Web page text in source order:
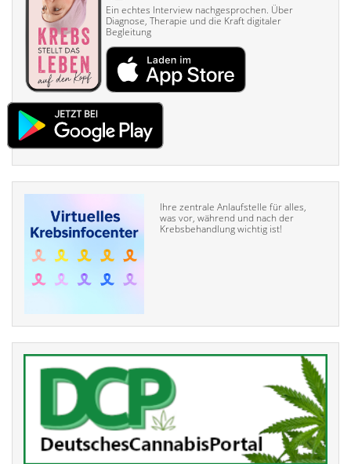
Ein echtes Interview nach­gesprochen. Über
Diagnose, Therapie und die Kraft digitaler
Begleitung
Ihre zentrale Anlaufstelle für alles,
was vor, während und nach der
Krebsbehandlung wichtig ist!